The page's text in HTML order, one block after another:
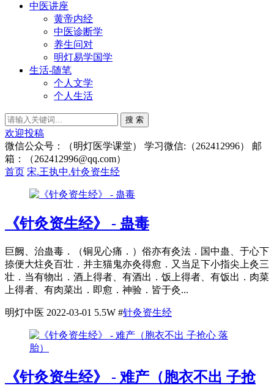
中医讲座
黄帝内经
中医诊断学
养生问对
明灯易学国学
生活-随笔
个人文学
个人生活
搜 索
欢迎投稿
微信公众号：（明灯医学课堂） 学习微信:（262412996） 邮
箱：（262412996@qq.com）
首页 宋.王执中.针灸资生经
《针灸资生经》 - 蛊毒
巨阙、治蛊毒．（铜见心痛．）俗亦有灸法．国中蛊、于心下
捺便大炷灸百壮．并主猫鬼亦灸得愈．又当足下小指尖上灸三
壮．当有物出．酒上得者、有酒出．饭上得者、有饭出．肉菜
上得者、有肉菜出．即愈．神验．皆于灸...
明灯中医 2022-03-01 5.5W #针灸资生经
《针灸资生经》 - 难产（胞衣不出 子抢